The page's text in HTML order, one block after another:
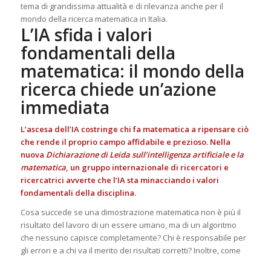
tema di grandissima attualità e di rilevanza anche per il
mondo della ricerca matematica in Italia.
L’IA sfida i valori
fondamentali della
matematica: il mondo della
ricerca chiede un’azione
immediata
L’ascesa dell’IA costringe chi fa matematica a ripensare ciò
che rende il proprio campo affidabile e prezioso. Nella
nuova Dichiarazione di Leida sull’intelligenza artificiale e la
matematica, un gruppo internazionale di ricercatori e
ricercatrici avverte che l’IA sta minacciando i valori
fondamentali della disciplina.
Cosa succede se una dimostrazione matematica non è più il
risultato del lavoro di un essere umano, ma di un algoritmo
che nessuno capisce completamente? Chi è responsabile per
gli errori e a chi va il merito dei risultati corretti? Inoltre, come